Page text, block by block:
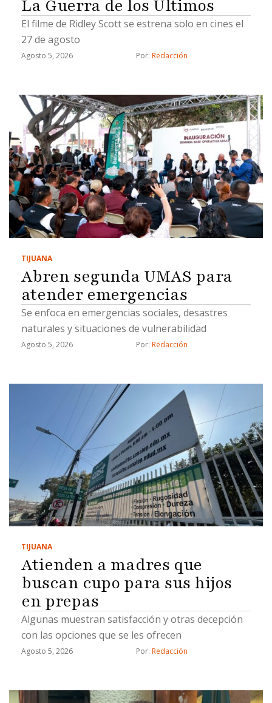
La Guerra de los Últimos
El filme de Ridley Scott se estrena solo en cines el
27 de agosto
Agosto 5, 2026 Por: Redacción
TIJUANA
Abren segunda UMAS para
atender emergencias
Se enfoca en emergencias sociales, desastres
naturales y situaciones de vulnerabilidad
Agosto 5, 2026 Por: Redacción
TIJUANA
Atienden a madres que
buscan cupo para sus hijos
en prepas
Algunas muestran satisfacción y otras decepción
con las opciones que se les ofrecen
Agosto 5, 2026 Por: Redacción